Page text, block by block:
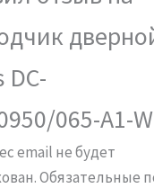
DC-
065-A1-
email не будет
Обязательные